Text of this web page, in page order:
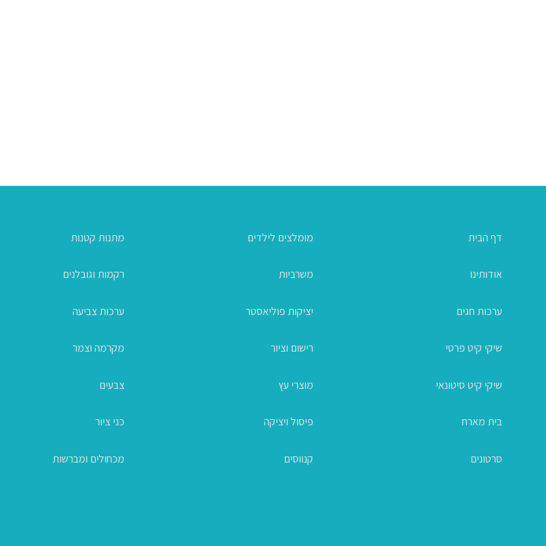
דף הבית
אודותינו
ערכות חגים
שיקי קיט פרטי
שיקי קיט סיטונאי
בית מארח
סרטונים
מומלצים לילדים
משרביות
יציקות פוליאסטר
רישום וציור
מוצרי עץ
פיסול ויציקה
קנווסים
מתנות קטנות
רקמות וגובלנים
ערכות צביעה
מקרמה וצמר
צבעים
כני ציור
מכחולים ומברשות